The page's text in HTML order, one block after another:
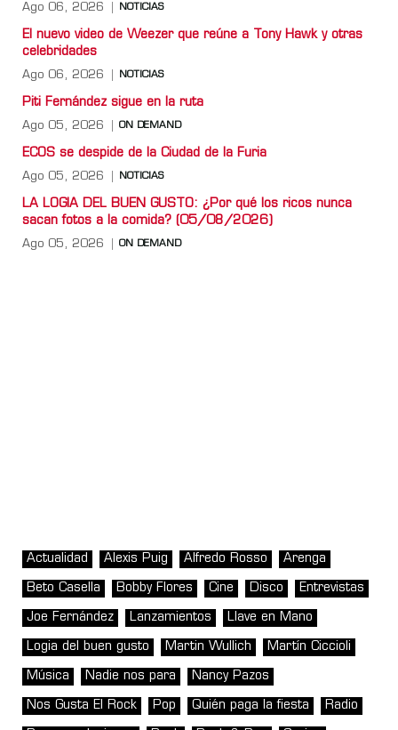
Ago 06, 2026 NOTICIAS
El nuevo video de Weezer que reúne a Tony Hawk y otras
celebridades
Ago 06, 2026 NOTICIAS
Piti Fernández sigue en la ruta
Ago 05, 2026 ON DEMAND
ECOS se despide de la Ciudad de la Furia
Ago 05, 2026 NOTICIAS
LA LOGIA DEL BUEN GUSTO: ¿Por qué los ricos nunca
sacan fotos a la comida? (05/08/2026)
Ago 05, 2026 ON DEMAND
Actualidad Alexis Puig Alfredo Rosso Arenga
Beto Casella Bobby Flores Cine Disco Entrevistas
Joe Fernández Lanzamientos Llave en Mano
Logia del buen gusto Martin Wullich Martín Ciccioli
Música Nadie nos para Nancy Pazos
Nos Gusta El Rock Pop Quién paga la fiesta Radio